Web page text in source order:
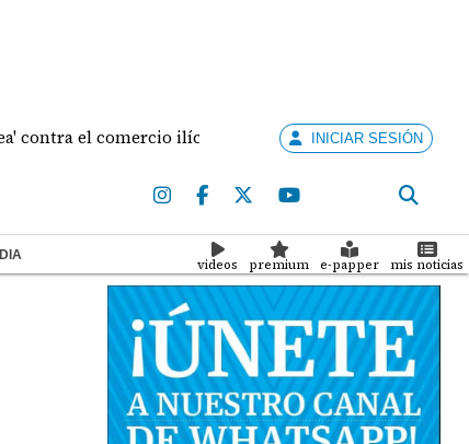
el comercio ilícito en la ZL de Colón INICIAR SESIÓN
videos premium e-papper mis noticias